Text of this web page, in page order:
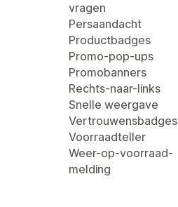
vragen
Persaandacht
Productbadges
Promo-pop-ups
Promobanners
Rechts-naar-links
Snelle weergave
Vertrouwensbadges
Voorraadteller
Weer-op-voorraad-
melding